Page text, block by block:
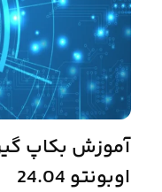
اوبونتو 24.04